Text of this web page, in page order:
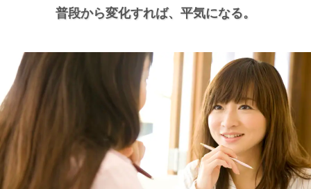
普段から変化すれば、 平気になる。